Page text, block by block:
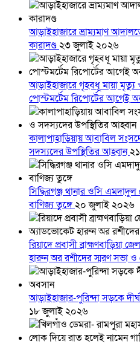
আড়াইহাজারে ভ্রাম্যমাণ
কারাদণ্ড২৩ জুলাই ২০২৬
আড়াইহাজারে গৃহবধূ মায়া মৃত্যু
পোস্টমর্টেম রিপোর্টের আগেই
কালাপাহাড়িয়ায় আবাবিল
সদস্যদের উপস্থিতির আহ্বান
সিদ্ধিরগঞ্জ থানার ওসি
বাণিজ্য তুঙ্গে২০ জুলাই ২০২৬
রিয়াদে প্রবাসী
হারুন অর রশীদের স্মরণ সভা ও
আড়াইহাজার-পুরিন্দা সড়কে
১৮ জুলাই ২০২৬